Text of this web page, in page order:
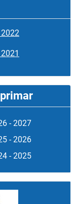
- 2027
- 2026
- 2025